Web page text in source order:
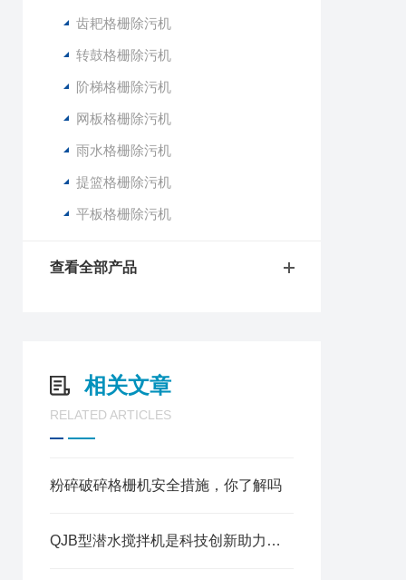
齿耙格栅除污机
转鼓格栅除污机
阶梯格栅除污机
网板格栅除污机
雨水格栅除污机
提篮格栅除污机
平板格栅除污机
查看全部产品
相关文章
RELATED ARTICLES
粉碎破碎格栅机安全措施，你了解吗
QJB型潜水搅拌机是科技创新助力环保事业的重要设备